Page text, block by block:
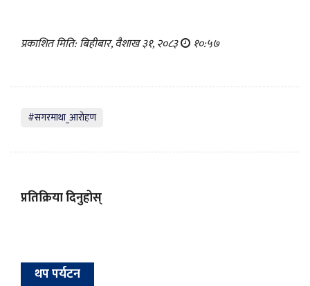
प्रकाशित मिति: बिहीबार, वैशाख ३१, २०८३ १०:५७
#सगरमाथा_आरोहण
प्रतिक्रिया दिनुहोस्
थप पर्यटन